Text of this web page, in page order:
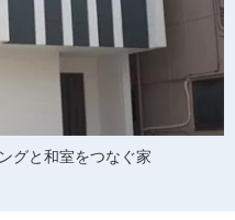
グと和室をつなぐ家